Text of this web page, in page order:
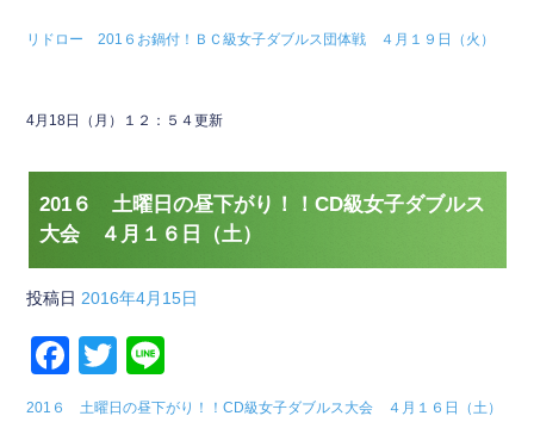
o
o
k
tt
er
e
リドロー 201６お鍋付！ＢＣ級女子ダブルス団体戦 ４月１９日（火）
4月18日（月）１２：５４更新
201６ 土曜日の昼下がり！！CD級女子ダブルス
大会 ４月１６日（土）
投稿日 2016年4月15日
F
a
T
wi n
201６ 土曜日の昼下がり！！CD級女子ダブルス大会 ４月１６日（土）